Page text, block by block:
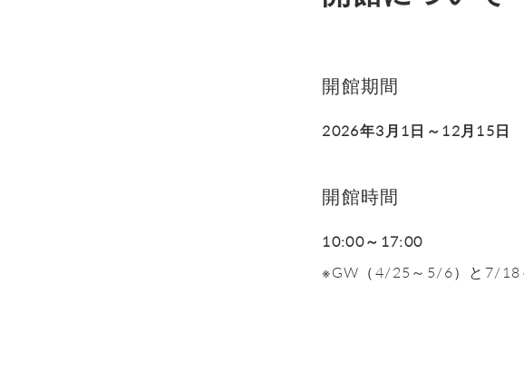
開館期間
2026年3月1日～12月15日
開館時間
10:00～17:00
※GW（4/25～5/6）と7/